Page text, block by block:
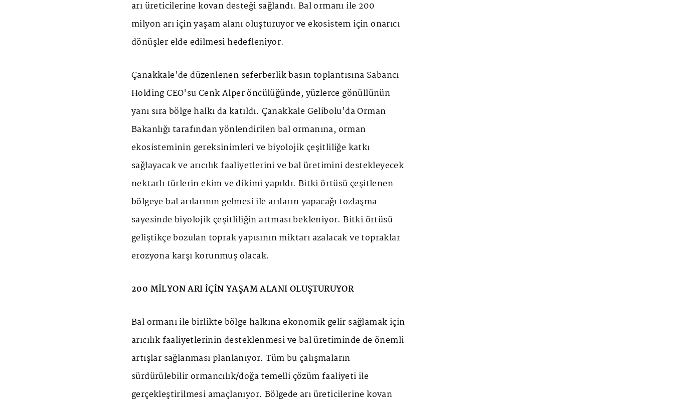
arı üreticilerine kovan desteği sağlandı. Bal ormanı ile 200
milyon arı için yaşam alanı oluşturuyor ve ekosistem için onarıcı
dönüşler elde edilmesi hedefleniyor.
Çanakkale'de düzenlenen seferberlik basın toplantısına Sabancı
Holding CEO'su Cenk Alper öncülüğünde, yüzlerce gönüllünün
yanı sıra bölge halkı da katıldı. Çanakkale Gelibolu'da Orman
Bakanlığı tarafından yönlendirilen bal ormanına, orman
ekosisteminin gereksinimleri ve biyolojik çeşitliliğe katkı
sağlayacak ve arıcılık faaliyetlerini ve bal üretimini destekleyecek
nektarlı türlerin ekim ve dikimi yapıldı. Bitki örtüsü çeşitlenen
bölgeye bal arılarının gelmesi ile arıların yapacağı tozlaşma
sayesinde biyolojik çeşitliliğin artması bekleniyor. Bitki örtüsü
geliştikçe bozulan toprak yapısının miktarı azalacak ve topraklar
erozyona karşı korunmuş olacak.
200 MİLYON ARI İÇİN YAŞAM ALANI OLUŞTURUYOR
Bal ormanı ile birlikte bölge halkına ekonomik gelir sağlamak için
arıcılık faaliyetlerinin desteklenmesi ve bal üretiminde de önemli
artışlar sağlanması planlanıyor. Tüm bu çalışmaların
sürdürülebilir ormancılık/doğa temelli çözüm faaliyeti ile
gerçekleştirilmesi amaçlanıyor. Bölgede arı üreticilerine kovan